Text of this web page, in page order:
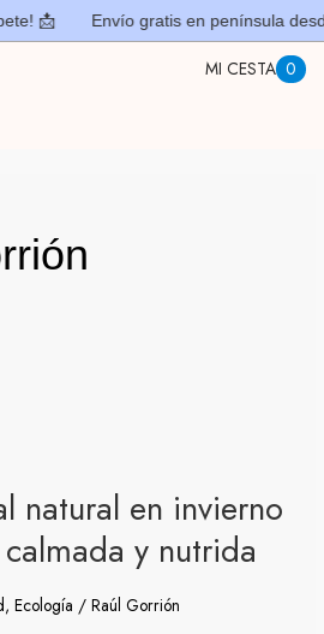
📩​ Envío gratis en península
MI CESTA 0
natural en invierno
y nutrida
,Ecología /Raúl Gorrión